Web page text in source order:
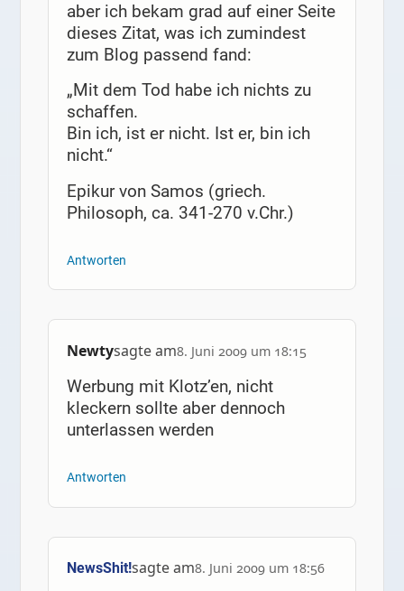
aber ich bekam grad auf einer Seite
dieses Zitat, was ich zumindest
zum Blog passend fand:
„Mit dem Tod habe ich nichts zu
schaffen.
Bin ich, ist er nicht. Ist er, bin ich
nicht.“
Epikur von Samos (griech.
Philosoph, ca. 341-270 v.Chr.)
Antworten
Newtysagte am8. Juni 2009 um 18:15
Werbung mit Klotz’en, nicht
kleckern sollte aber dennoch
unterlassen werden
Antworten
NewsShit!sagte am8. Juni 2009 um 18:56